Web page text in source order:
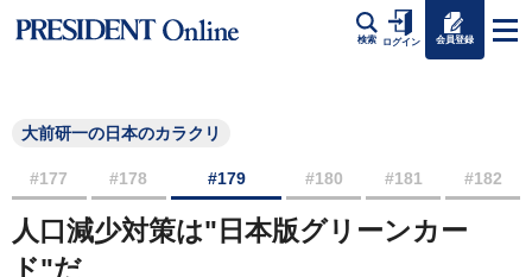
検索 ログイン 会員登録
大前研一の日本のカラクリ
#177 #178 #179 #180 #181 #182
人口減少対策は"日本版グリーンカー
ド"だ